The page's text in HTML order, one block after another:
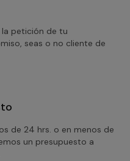
petición de tu
seas o no cliente de
de 24 hrs. o en menos de
un presupuesto a